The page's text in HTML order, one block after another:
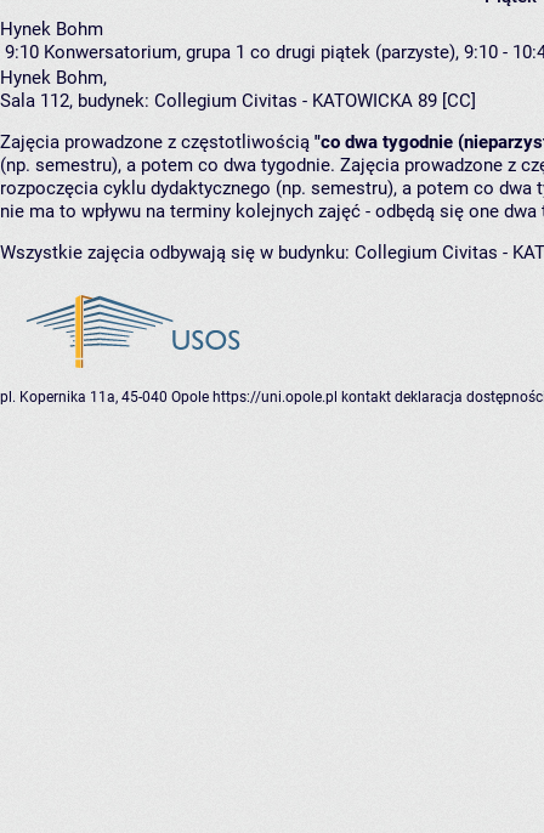
Hynek Bohm
9:10 Konwersatorium, grupa 1 co drugi piątek (parzyste), 9:10 -
Hynek Bohm,
Sala 112, budynek: Collegium Civitas - KATOWICKA 89 [CC]
Zajęcia prowadzone z częstotliwością "co dwa tygodnie
(np. semestru), a potem co dwa tygodnie. Zajęcia prowadzone z
rozpoczęcia cyklu dydaktycznego (np. semestru), a potem co
nie ma to wpływu na terminy kolejnych zajęć - odbędą się one
Wszystkie zajęcia odbywają się w budynku: Collegium Civitas -
pl. Kopernika 11a, 45-040 Opole https://uni.opole.pl kontakt deklaracja